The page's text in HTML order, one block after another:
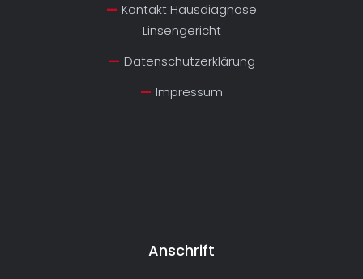
Kontakt Hausdiagnose
Linsengericht
Datenschutzerklärung
Impressum
Anschrift